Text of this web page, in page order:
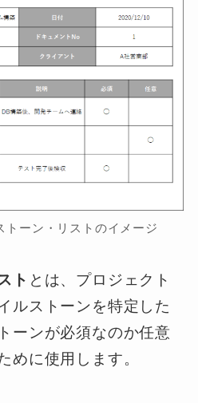
トーン・リストのイメージ
ト とは、プロジェクト
ルストーンを特定した
ーンが必須なのか任意
めに使用します。